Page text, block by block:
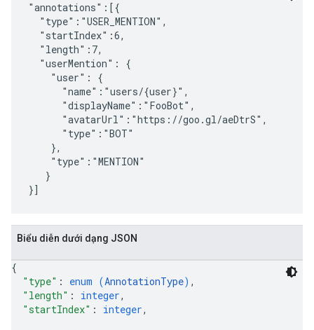
"annotations":[{
  "type":"USER_MENTION",
  "startIndex":6,
  "length":7,
  "userMention": {
    "user": {
      "name":"users/{user}",
      "displayName":"FooBot",
      "avatarUrl":"https://goo.gl/aeDtrS",
      "type":"BOT"
    },
    "type":"MENTION"
   }
Biểu diễn dưới dạng JSON
{
"type" : enum (AnnotationType) ,
"length" : integer,
"startIndex" : integer,